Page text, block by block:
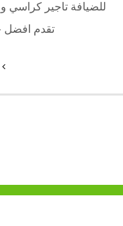
للضيافة تاجير كراسي
تقدم افضل
‫اقرأ المزيد